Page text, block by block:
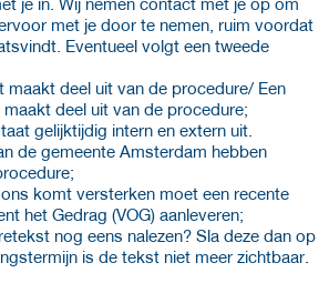
met je door te nemen, ruim voordat
Eventueel volgt een tweede
maakt deel uit van de procedure/ Een
deel uit van de procedure;
gelijktijdig intern en extern uit.
de gemeente Amsterdam hebben
komt versterken moet een recente
het Gedrag (VOG) aanleveren;
nog eens nalezen? Sla deze dan op
is de tekst niet meer zichtbaar.